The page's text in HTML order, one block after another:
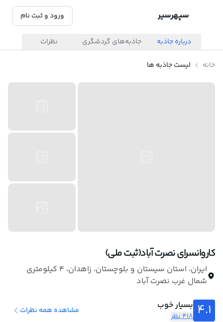
سپهرسیر ورود و ثبت نام
درباره جاذبه جاذبه‌های گردشگری نظرات
خانه لیست جاذبه ها
کاروانسرای نصرت آباد(ثبت ملی)
ایران، استان سیستان و بلوچستان، زاهدان، ۴ کیلومتری
شمال‌ غرب نصرت آباد
4.1 بسیار خوب
418 نظر
مشاهده همه نظرات